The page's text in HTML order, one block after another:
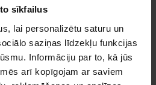
sīkfailus
lai personalizētu saturu un
saziņas līdzekļu funkcijas
Informāciju par to, kā jūs
arī kopīgojam ar saviem
ir ievietot sēklu tieši
atliekās, minimāli
kultivēti 5-20 % no
ir vairāki labumi, kas